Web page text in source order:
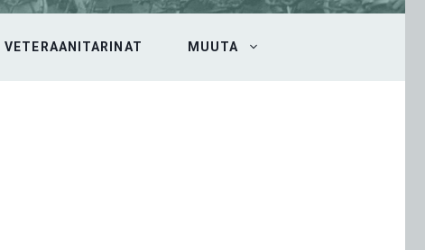
VETERAANITARINAT MUUTA